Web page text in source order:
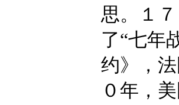
思。１
了“七年
约》，
０年，